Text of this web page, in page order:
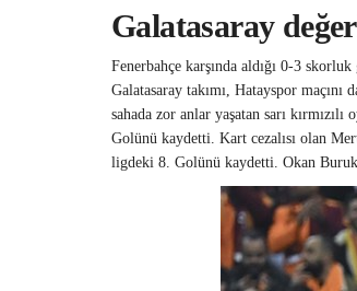
Galatasaray
Fenerbahçe karşında aldığı 0-3
Galatasaray takımı, Hatayspor
sahada zor anlar yaşatan sarı
Golünü kaydetti. Kart cezalısı olan
ligdeki 8. Golünü kaydetti. Okan Buruk